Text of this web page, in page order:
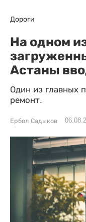
Дороги
На одном
Астаны
Один из главных
ремонт.
Ербол Садыков